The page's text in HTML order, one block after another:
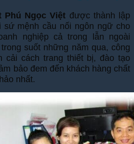
Phú Ngọc Việt được thành lập
sứ mệnh cầu nối ngôn ngữ cho
nghiệp cả trong lẫn ngoài
suốt những năm qua, công
cải cách trang thiết bị, đào tạo
bảo đem đến khách hàng chất
nhất.